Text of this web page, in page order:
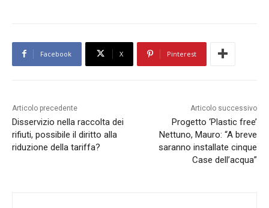
Facebook X Pinterest
Articolo precedente
Disservizio nella raccolta dei
rifiuti, possibile il diritto alla
riduzione della tariffa?
Articolo successivo
Progetto ‘Plastic free’
Nettuno, Mauro: “A breve
saranno installate cinque
Case dell’acqua”